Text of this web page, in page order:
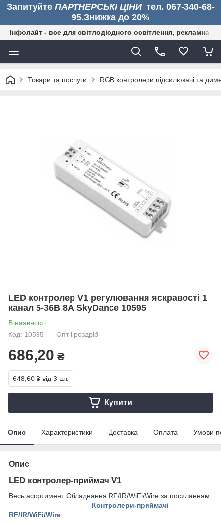
Запитуйте ПАРТНЕРСЬКІ ЦІНИтел. 067-340-68-
95.Знижка до 20%
Інфолайт - все для світлодіодного освітлення, рекламна
Товари та послуги RGB контролери,підсилювачі та
LED контролер V1 регулювання яскравості 1
канал 5-36В 8А SkyDance 10595
В наявності
Код: 10595
Опт і роздріб
686,20 ₴
648,60 ₴ від 3 шт.
Купити
Опис Характеристики Доставка Оплата Умови
Опис
LED контролер-приймач V1
Весь асортимент Обладнання RF/IR/WiFi/Wire за посиланням
Контролери-приймачі
RF/IR/WiFi/Wire